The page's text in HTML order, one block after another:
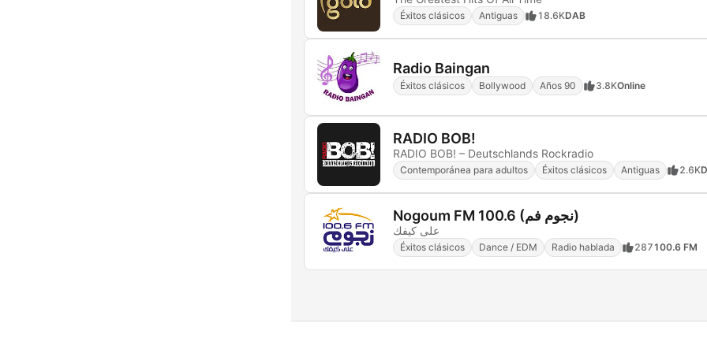
Éxitos clásicos Antiguas 18.6KDAB
Radio Baingan
Éxitos clásicos Bollywood Años 90 3.8KOnline
RADIO BOB!
RADIO BOB! – Deutschlands Rockradio
Contemporánea para adultos Éxitos clásicos Antiguas 2.6K
Nogoum FM 100.6 (نجوم فم)
على كيفك
Éxitos clásicos Dance / EDM Radio hablada 287100.6 FM